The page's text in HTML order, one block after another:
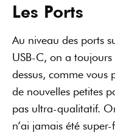
Les Ports
Au niveau des ports
USB-C, on a
dessus, comme vous
de nouvelles petites
pas ultra-qualitatif.
n’ai jamais été